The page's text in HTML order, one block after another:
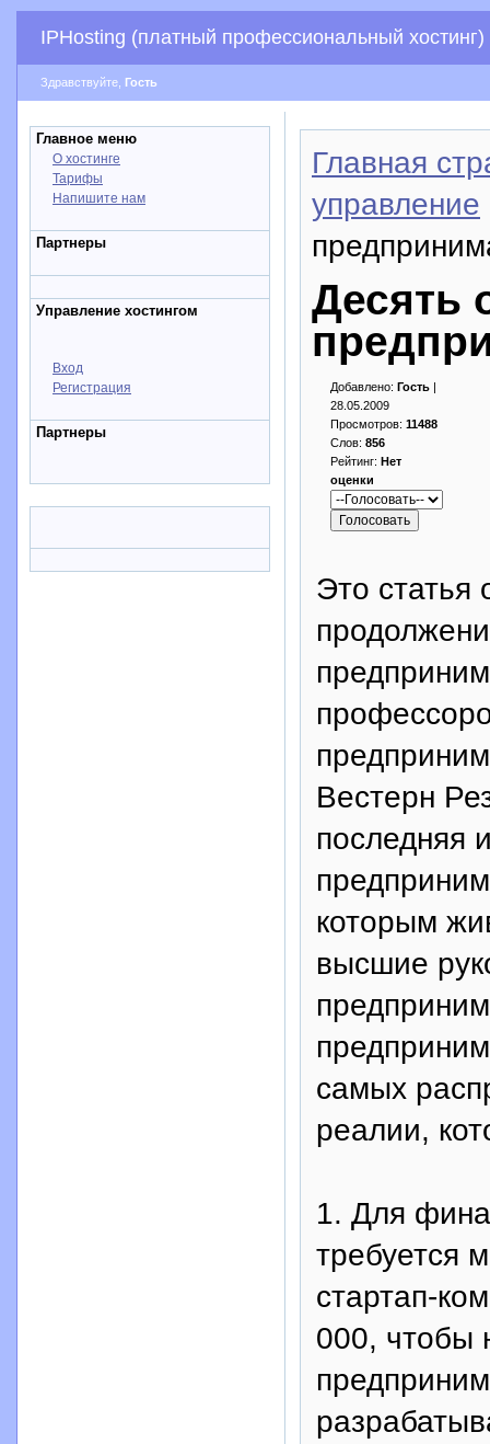
IPHosting (платный профессиональный хостинг)
Здравствуйте, Гость
Главное меню
О хостинге
Тарифы
Напишите нам
Партнеры
Управление хостингом
Вход
Регистрация
Партнеры
Главная
управление
Десять
Добавлено: Гость |
28.05.2009
Просмотров: 11488
Слов: 856
Рейтинг: Нет
оценки
Это статья
Вестерн
последняя
которым
высшие
самых
реалии,
1. Для
требуется
стартап-
000, чтобы